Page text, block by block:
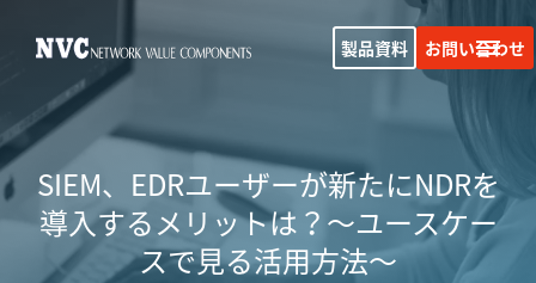
製品資料 お問い合わせ
SIEM、EDRユーザーが新たにNDRを
導入するメリットは？～ユースケー
スで見る活用方法～